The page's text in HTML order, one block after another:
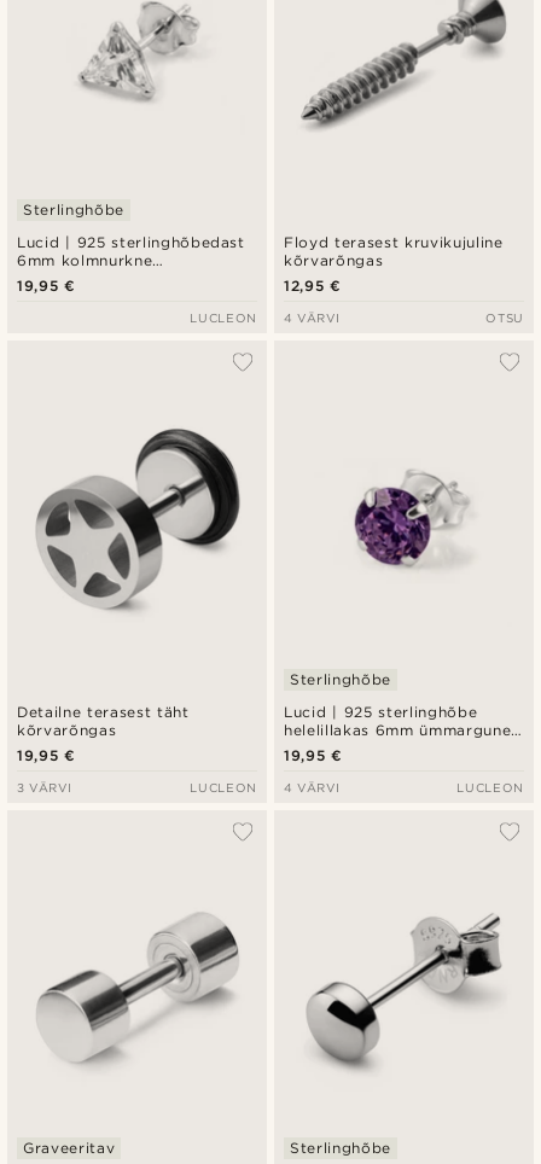
Lucid | 925 sterlinghõbedast
6mm kolmnurkne
tsirkooniumiga kõrvarõngas
Sterlinghõbe
19,95 €
LUCLEON
Floyd terasest kruvikujuline
kõrvarõngas
12,95 €
4 VÄRVI OTSU
Detailne terasest täht
kõrvarõngas
19,95 €
3 VÄRVI LUCLEON
Lucid | 925 sterlinghõbe
helelillakas 6mm ümmargune
tsirkooni kõrvarõngas
Sterlinghõbe
19,95 €
4 VÄRVI LUCLEON
Graveeritav Sterlinghõbe